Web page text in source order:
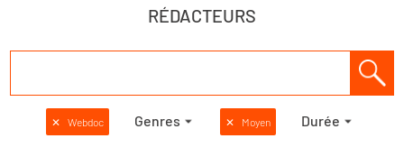
RÉDACTEURS
✕ Webdoc Genres ✕ Moyen Durée